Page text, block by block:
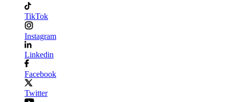
TikTok
Instagram
Linkedin
Facebook
Twitter